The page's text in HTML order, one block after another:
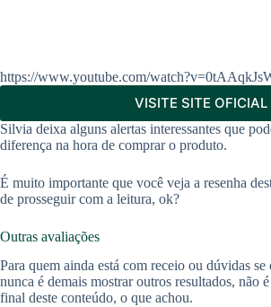
https://www.youtube.com/
VISITE SITE OFICIAL
Silvia deixa alguns alertas interessantes que
diferença na hora de comprar o produto.
É muito importante que você veja a resenha
de prosseguir com a leitura, ok?
Outras avaliações
Para quem ainda está com receio ou dúvidas se
nunca é demais mostrar outros resultados, não
final deste conteúdo, o que achou.